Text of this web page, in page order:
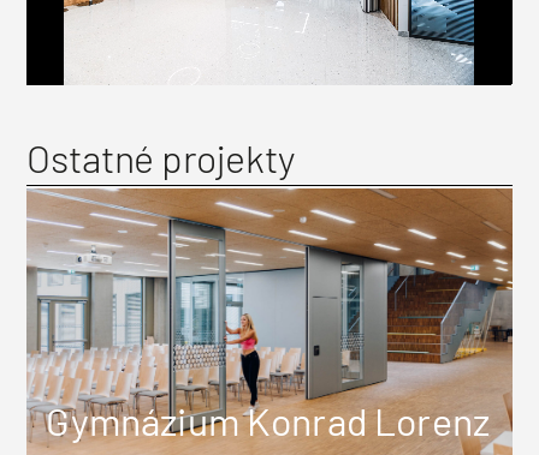
Ostatné projekty
Gymnázium Konrad Lorenz